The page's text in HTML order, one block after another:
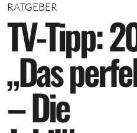
RATGEBER
TV-Tipp:2
„Dasperfe
–Die